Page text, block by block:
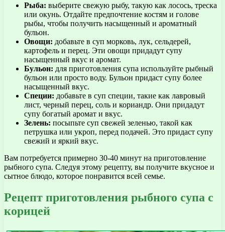
Рыба: выберите свежую рыбу, такую как лосось, треска
или окунь. Отдайте предпочтение костям и голове
рыбы, чтобы получить насыщенный и ароматный
бульон.
Овощи: добавьте в суп морковь, лук, сельдерей,
картофель и перец. Эти овощи придадут супу
насыщенный вкус и аромат.
Бульон: для приготовления супа используйте рыбный
бульон или просто воду. Бульон придаст супу более
насыщенный вкус.
Специи: добавьте в суп специи, такие как лавровый
лист, черный перец, соль и кориандр. Они придадут
супу богатый аромат и вкус.
Зелень: посыпьте суп свежей зеленью, такой как
петрушка или укроп, перед подачей. Это придаст супу
свежий и яркий вкус.
Вам потребуется примерно 30-40 минут на приготовление
рыбного супа. Следуя этому рецепту, вы получите вкусное и
сытное блюдо, которое понравится всей семье.
Рецепт приготовления рыбного супа с
корицей